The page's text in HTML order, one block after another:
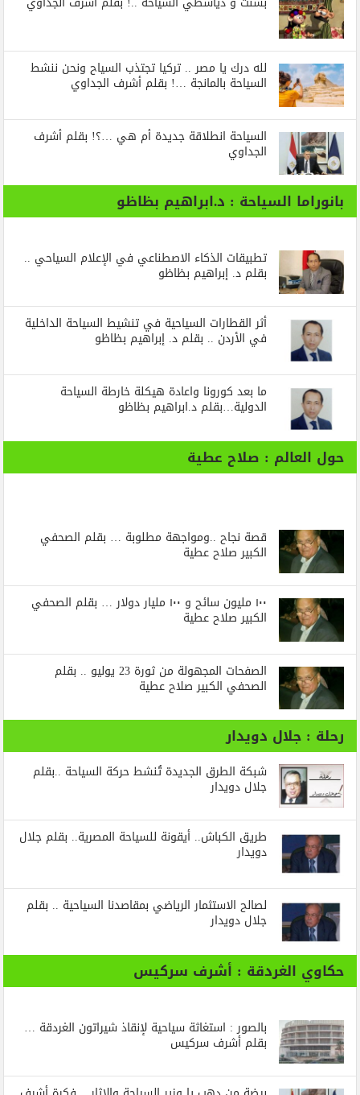
لله درك يا مصر .. تركيا تجتذب السياح ونحن ننشط
السياحة بالمانجة …! بقلم أشرف الجداوي
السياحة انطلاقة جديدة أم هي …؟! بقلم أشرف
الجداوي
بانوراما السياحة : د.ابراهيم بظاظو
تطبيقات الذكاء الاصطناعي في الإعلام السياحي ..
بقلم د. إبراهيم بظاظو
أثر القطارات السياحية في تنشيط السياحة الداخلية
في الأردن .. بقلم د. إبراهيم بظاظو
ما بعد كورونا واعادة هيكلة خارطة السياحة
الدولية…بقلم د.ابراهيم بظاظو
حول العالم : صلاح عطية
قصة نجاح ..ومواجهة مطلوبة … بقلم الصحفي
الكبير صلاح عطية
١٠٠ مليون سائح و ١٠٠ مليار دولار … بقلم الصحفي
الكبير صلاح عطية
الصفحات المجهولة من ثورة 23 يوليو .. بقلم
الصحفي الكبير صلاح عطية
رحلة : جلال دويدار
شبكة الطرق الجديدة تُنشط حركة السياحة ..بقلم
جلال دويدار
طريق الكباش.. أيقونة للسياحة المصرية.. بقلم جلال
دويدار
لصالح الاستثمار الرياضي بمقاصدنا السياحية .. بقلم
جلال دويدار
حكاوي الغردقة : أشرف سركيس
بالصور : استغاثة سياحية لإنقاذ شيراتون الغردقة …
بقلم أشرف سركيس